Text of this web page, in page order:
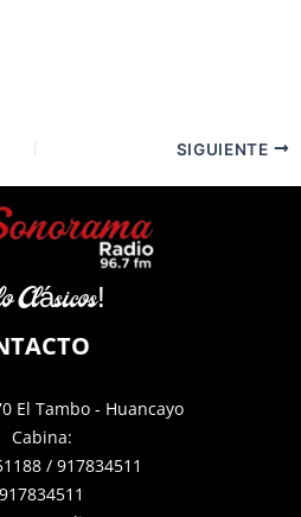
SIGUIENTE
Clásicos!
El Tambo - Huancayo
Cabina:
/ 917834511
917834511